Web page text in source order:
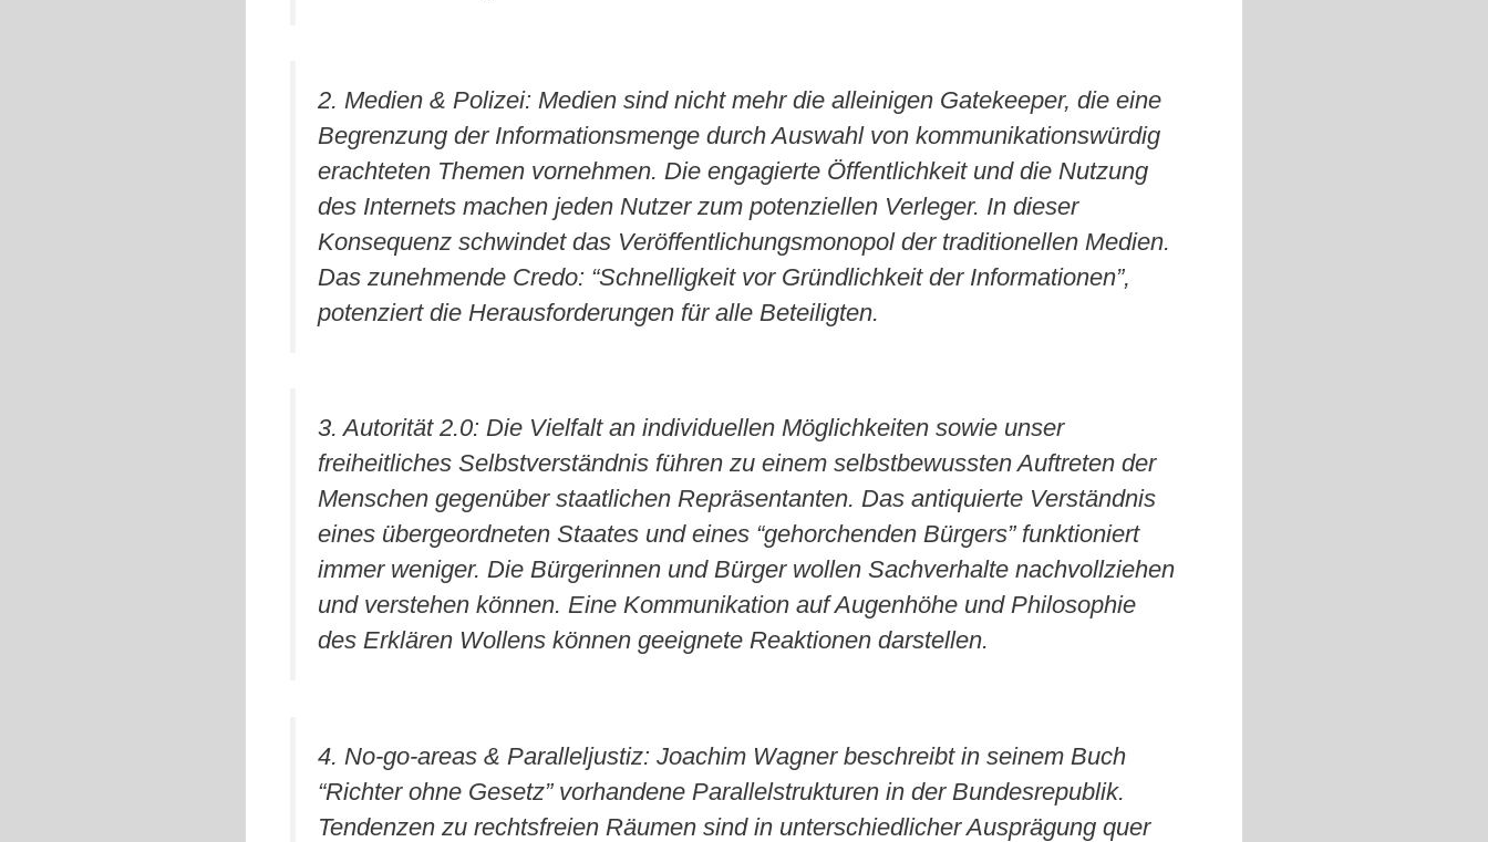
2. Medien & Polizei: Medien sind nicht mehr die alleinigen Gatekeeper, die eine
Begrenzung der Informationsmenge durch Auswahl von kommunikationswürdig
erachteten Themen vornehmen. Die engagierte Öffentlichkeit und die Nutzung
des Internets machen jeden Nutzer zum potenziellen Verleger. In dieser
Konsequenz schwindet das Veröffentlichungsmonopol der traditionellen Medien.
Das zunehmende Credo: “Schnelligkeit vor Gründlichkeit der Informationen”,
potenziert die Herausforderungen für alle Beteiligten.
3. Autorität 2.0: Die Vielfalt an individuellen Möglichkeiten sowie unser
freiheitliches Selbstverständnis führen zu einem selbstbewussten Auftreten der
Menschen gegenüber staatlichen Repräsentanten. Das antiquierte Verständnis
eines übergeordneten Staates und eines “gehorchenden Bürgers” funktioniert
immer weniger. Die Bürgerinnen und Bürger wollen Sachverhalte nachvollziehen
und verstehen können. Eine Kommunikation auf Augenhöhe und Philosophie
des Erklären Wollens können geeignete Reaktionen darstellen.
4. No-go-areas & Paralleljustiz: Joachim Wagner beschreibt in seinem Buch
“Richter ohne Gesetz” vorhandene Parallelstrukturen in der Bundesrepublik.
Tendenzen zu rechtsfreien Räumen sind in unterschiedlicher Ausprägung quer